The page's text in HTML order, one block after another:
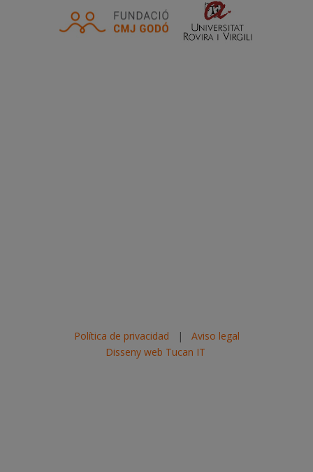
Política de privacidad | Aviso legal
Disseny web Tucan IT